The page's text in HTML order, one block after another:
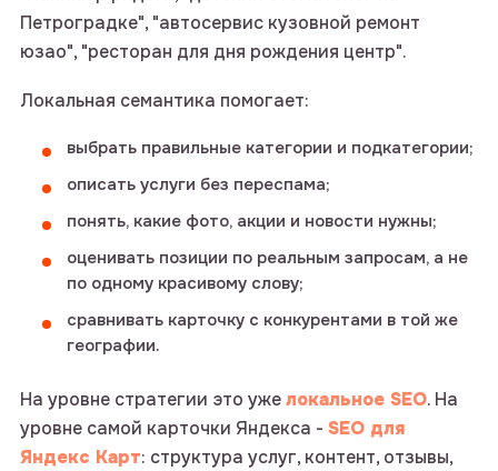
Петроградке", "автосервис кузовной ремонт
юзао", "ресторан для дня рождения центр".
Локальная семантика помогает:
выбрать правильные категории и подкатегории;
описать услуги без переспама;
понять, какие фото, акции и новости нужны;
оценивать позиции по реальным запросам, а не
по одному красивому слову;
сравнивать карточку с конкурентами в той же
географии.
На уровне стратегии это ужелокальное SEO. На
уровне самой карточки Яндекса - SEO для
Яндекс Карт: структура услуг, контент, отзывы,